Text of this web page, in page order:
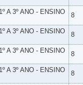
A 3º ANO - ENSINO
8
A 3º ANO - ENSINO
8
A 3º ANO - ENSINO
8
A 3º ANO - ENSINO
8